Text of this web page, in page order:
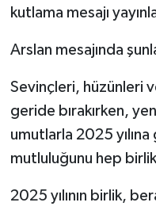
kutlama mesajı
Arslan mesajında
Sevinçleri, hüzünleri
geride bırakırken,
umutlarla 2025 yılına
mutluluğunu hep
2025 yılının birlik,
Yerel Yönetimler